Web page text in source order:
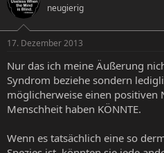
neugierig
17. Dezember 2013
Nur das ich meine Äußerung
Syndrom beziehe sondern
möglicherweise einen positiven
Menschheit haben KÖNNTE.
Wenn es tatsächlich eine so